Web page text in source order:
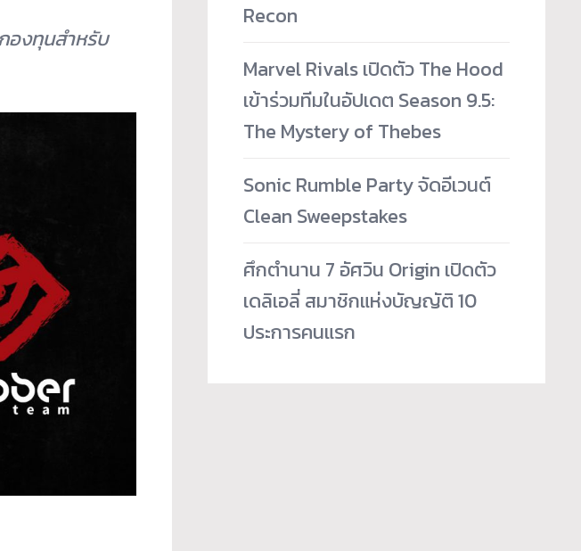
องทุนสำหรับ
Recon
Marvel Rivals เปิดตัว The Hood
เข้าร่วมทีมในอัปเดต Season 9.5:
The Mystery of Thebes
Sonic Rumble Party จัดอีเวนต์
Clean Sweepstakes
ศึกตำนาน 7 อัศวิน Origin เปิดตัว
เดลิเอลี่ สมาชิกแห่งบัญญัติ 10
ประการคนแรก